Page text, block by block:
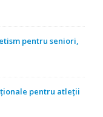
pentru seniori,
pentru atleții